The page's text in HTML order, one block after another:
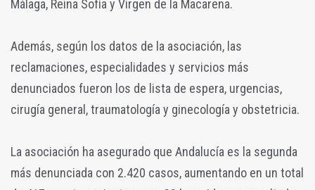
Málaga, Reina Sofía y Virgen de la Macarena.
Además, según los datos de la asociación, las
reclamaciones, especialidades y servicios más
denunciados fueron los de lista de espera, urgencias,
cirugía general, traumatología y ginecología y obstetricia.
La asociación ha asegurado que Andalucía es la segunda
más denunciada con 2.420 casos, aumentando en un total